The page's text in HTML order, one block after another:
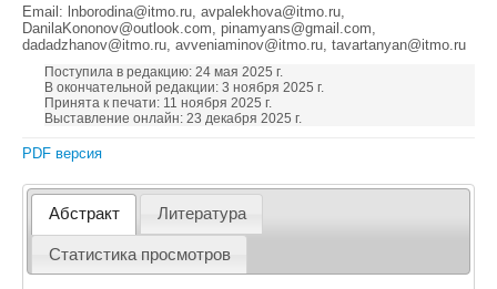
Email: lnborodina@itmo.ru, avpalekhova@itmo.ru,
DanilaKononov@outlook.com, pinamyans@gmail.com,
dadadzhanov@itmo.ru, avveniaminov@itmo.ru, tavartanyan@itmo.ru
Поступила в редакцию: 24 мая 2025 г.
В окончательной редакции: 3 ноября 2025 г.
Принята к печати: 11 ноября 2025 г.
Выставление онлайн: 23 декабря 2025 г.
PDF версия
Абстракт Литература
Статистика просмотров